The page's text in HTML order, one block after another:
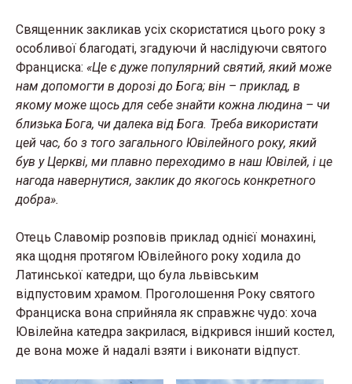
Священник закликав усіх скористатися цього року з
особливої благодаті, згадуючи й наслідуючи святого
Франциска: «Це є дуже популярний святий, який може
нам допомогти в дорозі до Бога; він – приклад, в
якому може щось для себе знайти кожна людина – чи
близька Бога, чи далека від Бога. Треба використати
цей час, бо з того загального Ювілейного року, який
був у Церкві, ми плавно переходимо в наш Ювілей, і це
нагода навернутися, заклик до якогось конкретного
добра».
Отець Славомір розповів приклад однієї монахині,
яка щодня протягом Ювілейного року ходила до
Латинської катедри, що була львівським
відпустовим храмом. Проголошення Року святого
Франциска вона сприйняла як справжнє чудо: хоча
Ювілейна катедра закрилася, відкрився інший костел,
де вона може й надалі взяти і виконати відпуст.